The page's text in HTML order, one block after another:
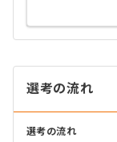
選考の流れ
選考の流れ